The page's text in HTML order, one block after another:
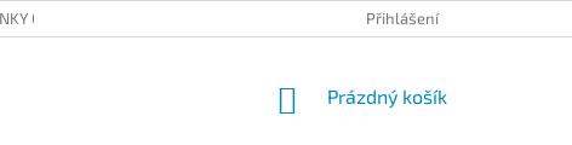
OCHRANY OSOBNÍCH ÚDAJŮ Přihlášení
NÁKUPNÍ
Prázdný košík